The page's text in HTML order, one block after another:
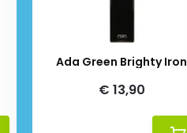
Ada Green Brighty Iron
€ 13,90